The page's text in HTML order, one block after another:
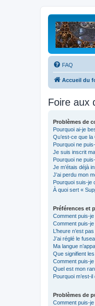
FAQ
Accueil du
Foire aux
Problèmes de
Pourquoi ai-je
Qu’est-ce que la
Pourquoi ne
Je suis inscrit
Pourquoi ne
Je m’étais déjà
J’ai perdu mon
Pourquoi suis-je
À quoi sert «
Préférences et
Comment puis-
Comment puis-
L’heure n’est
J’ai réglé le
Ma langue
Que signifient
Comment puis-
Quel est mon
Pourquoi m’est-
Problèmes de
Comment puis-